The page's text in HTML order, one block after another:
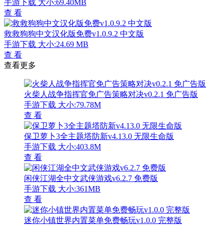
手游下载 大小:69.40MB
查 看
救救狗狗中文汉化版免费v1.0.9.2 中文版
手游下载 大小:24.69 MB
查 看
查看更多
火柴人战争指挥官免广告策略对决v0.2.1 免广告版
手游下载 大小:79.78M
查 看
保卫萝卜3全主题塔防新v4.13.0 无限生命版
手游下载 大小:403.8M
查 看
闲侠江湖全中文武侠游戏v6.2.7 免费版
手游下载 大小:361MB
查 看
迷你小镇世界内置菜单免费畅玩v1.0.0 完整版